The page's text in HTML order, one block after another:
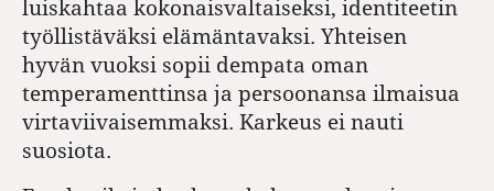
luiskahtaa kokonaisvaltaiseksi, identiteetin
työllistäväksi elämäntavaksi. Yhteisen
hyvän vuoksi sopii dempata oman
temperamenttinsa ja persoonansa ilmaisua
virtaviivaisemmaksi. Karkeus ei nauti
suosiota.